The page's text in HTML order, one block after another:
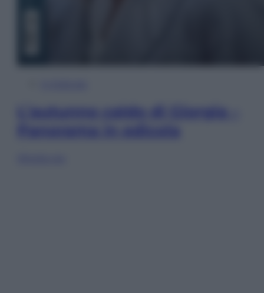
L’autunno caldo di Giorgia –